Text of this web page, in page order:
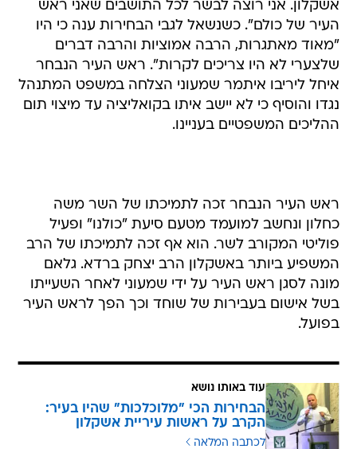
אשקלון. אני רוצה לבשר לכל התושבים שאני ראש
העיר של כולם". כשנשאל לגבי הבחירות ענה כי היו
"מאוד מאתגרות, הרבה אמוציות והרבה דברים
שלצערי לא היו צריכים לקרות". ראש העיר הנבחר
איחל ליריבו איתמר שמעוני הצלחה במשפט המתנהל
נגדו והוסיף כי לא יישב איתו בקואליציה עד מיצוי תום
ההליכים המשפטיים בעניינו.
ראש העיר הנבחר זכה לתמיכתו של השר משה
כחלון ונחשב למועמד מטעם סיעת "כולנו" ופעיל
פוליטי המקורב לשר. הוא אף זכה לתמיכתו של הרב
המשפיע ביותר באשקלון הרב יצחק ברדא. גלאם
מונה לסגן ראש העיר על ידי שמעוני לאחר השעייתו
בשל אישום בעבירות של שוחד וכך הפך לראש העיר
בפועל.
עוד באותו נושא
הבחירות הכי "מלוכלכות" שהיו בעיר:
הקרב על ראשות עיריית אשקלון
לכתבה המלאה